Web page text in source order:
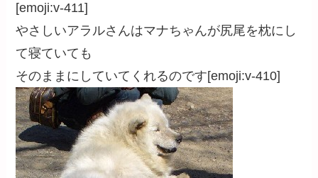
[emoji:v-411]
やさしいアラルさんはマナちゃんが尻尾を枕にし
て寝ていても
そのままにしていてくれるのです[emoji:v-410]